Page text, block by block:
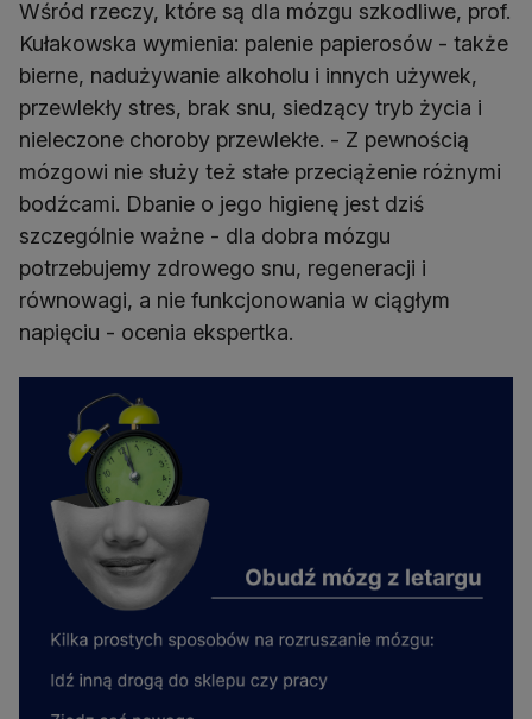
Wśród rzeczy, które są dla mózgu szkodliwe, prof.
Kułakowska wymienia: palenie papierosów - także
bierne, nadużywanie alkoholu i innych używek,
przewlekły stres, brak snu, siedzący tryb życia i
nieleczone choroby przewlekłe. - Z pewnością
mózgowi nie służy też stałe przeciążenie różnymi
bodźcami. Dbanie o jego higienę jest dziś
szczególnie ważne - dla dobra mózgu
potrzebujemy zdrowego snu, regeneracji i
równowagi, a nie funkcjonowania w ciągłym
napięciu - ocenia ekspertka.